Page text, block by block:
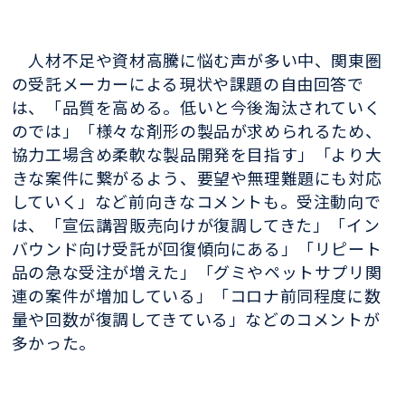
人材不足や資材高騰に悩む声が多い中、関東圏
の受託メーカーによる現状や課題の自由回答で
は、「品質を高める。低いと今後淘汰されていく
のでは」「様々な剤形の製品が求められるため、
協力工場含め柔軟な製品開発を目指す」「より大
きな案件に繋がるよう、要望や無理難題にも対応
していく」など前向きなコメントも。受注動向で
は、「宣伝講習販売向けが復調してきた」「イン
バウンド向け受託が回復傾向にある」「リピート
品の急な受注が増えた」「グミやペットサプリ関
連の案件が増加している」「コロナ前同程度に数
量や回数が復調してきている」などのコメントが
多かった。